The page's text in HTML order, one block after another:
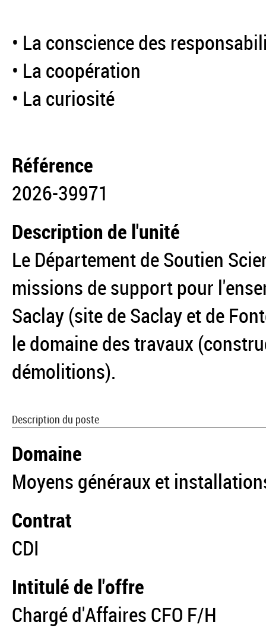
• La conscience des
• La coopération
• La curiosité
Référence
2026-39971
Description de l'unité
Le Département de Soutien
missions de support pour
Saclay (site de Saclay et de
le domaine des travaux
démolitions).
Description du poste
Domaine
Moyens généraux et
Contrat
CDI
Intitulé de l'offre
Chargé d'Affaires CFO F/H